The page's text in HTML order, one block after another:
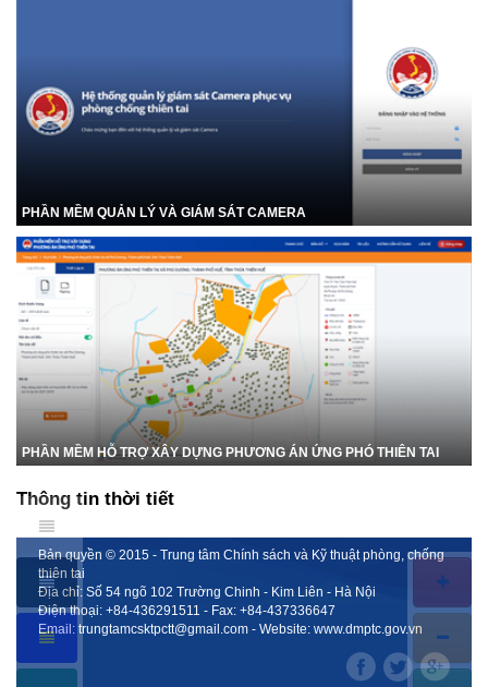
PHẦN MỀM QUẢN LÝ VÀ GIÁM SÁT CAMERA
PHẦN MỀM HỖ TRỢ XÂY DỰNG PHƯƠNG ÁN ỨNG PHÓ THIÊN TAI
Thông tin thời tiết
Bản quyền © 2015 - Trung tâm Chính sách và Kỹ thuật phòng, chống
thiên tai
Địa chỉ: Số 54 ngõ 102 Trường Chinh - Kim Liên - Hà Nội
Điện thoại: +84-436291511 - Fax: +84-437336647
Email: trungtamcsktpctt@gmail.com - Website: www.dmptc.gov.vn